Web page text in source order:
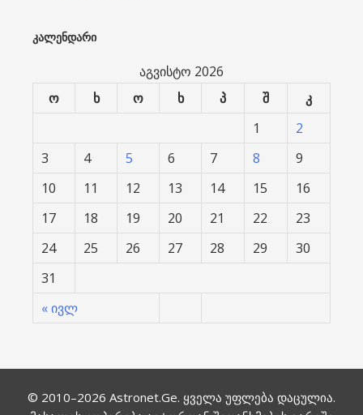
ᲙᲐᲚᲔᲜᲓᲐᲠᲘ
აგვისტო 2026
ო
ხ ო ხ პ შ კ
« ივლ
1
2
3
4 5 6 7 8
9
10
11 12 13 14 15
16
17
18 19 20 21 22
23
24
25 26 27 28 29
30
31
© 2010–2026 Astronet.Ge. ყველა უფლება დაცულია.